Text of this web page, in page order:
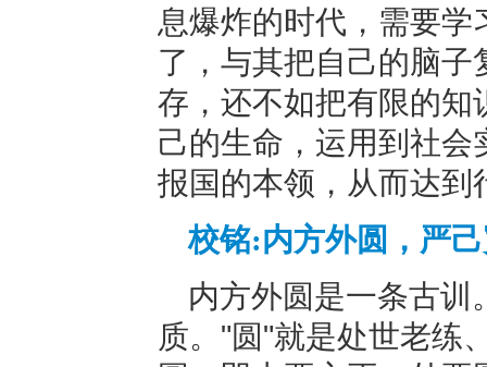
息爆炸的时代，需要学
了，与其把自己的脑子
存，还不如把有限的知
己的生命，运用到社会
报国的本领，从而达到
校铭:内方外圆，严
内方外圆是一条古训
质。"圆"就是处世老练